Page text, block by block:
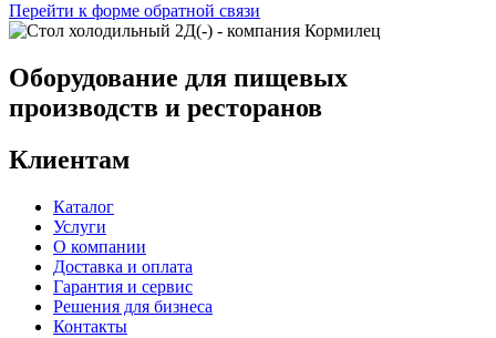
Перейти к форме обратной связи
Оборудование для пищевых
производств и ресторанов
Клиентам
Каталог
Услуги
О компании
Доставка и оплата
Гарантия и сервис
Решения для бизнеса
Контакты